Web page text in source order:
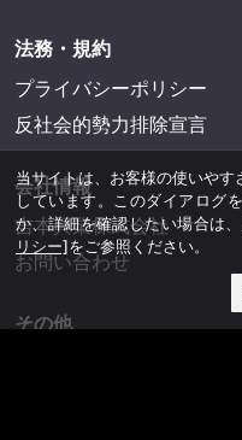
法務・規約
プライバシーポリシー
反社会的勢力排除宣言
会社情報
吉本興業株式会社
お問い合わせ
その他
当サイトは、お客様の使いや
しています。このダイアログ
か、詳細を確認したい場合は、
リシー]をご参照ください。